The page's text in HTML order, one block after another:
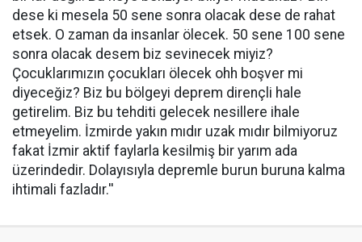
dese ki mesela 50 sene sonra olacak dese de rahat
etsek. O zaman da insanlar ölecek. 50 sene 100 sene
sonra olacak desem biz sevinecek miyiz?
Çocuklarımızın çocukları ölecek ohh boşver mi
diyeceğiz? Biz bu bölgeyi deprem dirençli hale
getirelim. Biz bu tehditi gelecek nesillere ihale
etmeyelim. İzmirde yakın mıdır uzak mıdır bilmiyoruz
fakat İzmir aktif faylarla kesilmiş bir yarım ada
üzerindedir. Dolayısıyla depremle burun buruna kalma
ihtimali fazladır.''